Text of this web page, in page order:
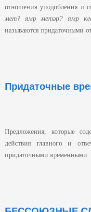
отношения уподобления и
мет? ямр метәр? ямр
называются придаточными
Придаточные
Предложения, которые
действия главного и
придаточными временными.